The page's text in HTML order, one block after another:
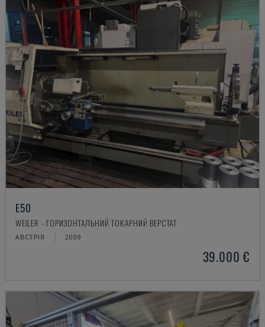
E50
WEILER - ГОРИЗОНТАЛЬНИЙ ТОКАРНИЙ ВЕРСТАТ
АВСТРІЯ 2009
39.000 €